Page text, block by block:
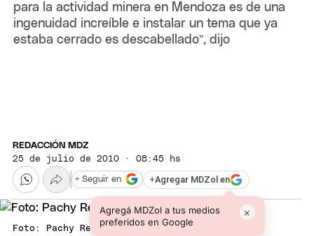
para la actividad minera en Mendoza es de una
ingenuidad increíble e instalar un tema que ya
estaba cerrado es descabellado”, dijo
REDACCIÓN MDZ
25 de julio de 2010 · 08:45 hs
+Agregar MDZol en
Agregá MDZol a tus medios
preferidos en Google
×
+ Seguir en
Foto: Pachy Reynoso / MDZ